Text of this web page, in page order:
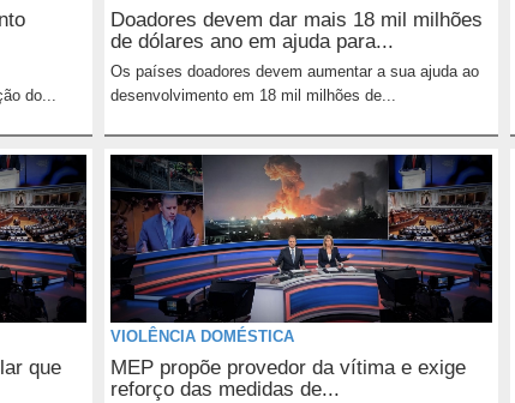
do...
Doadores devem dar mais 18 mil milhões
de dólares ano em ajuda para...
Os países doadores devem aumentar a sua ajuda ao
desenvolvimento em 18 mil milhões de...
que
VIOLÊNCIA DOMÉSTICA
MEP propõe provedor da vítima e exige
reforço das medidas de...